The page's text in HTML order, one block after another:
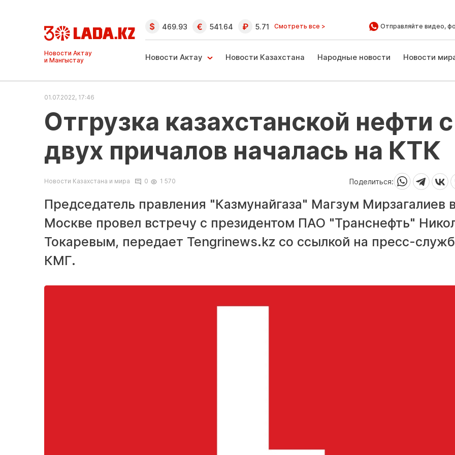
Ақтау және
Манғыстау
жаңалықтары
469.93 541.64 5.71 Смотреть все > Отправляйте видео,
Новости Актау Новости Казахстана Народные новости Новости
01.07.2022, 17:46
Отгрузка казахстанской нефти с
двух причалов началась на КТК
Новости Казахстана и мира 0 1 570 Поделиться:
Председатель правления "Казмунайгаза" Магзум Мирзагалиев
Москве провел встречу с президентом ПАО "Транснефть"
Токаревым, передает Tengrinews.kz со ссылкой на пресс-
КМГ.